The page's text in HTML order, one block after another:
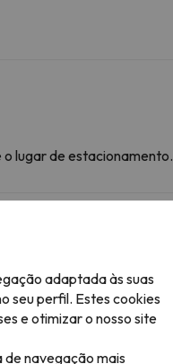
lugar de estacionamento.
adaptada às suas
seu perfil. Estes cookies
e otimizar o nosso site
navegação mais